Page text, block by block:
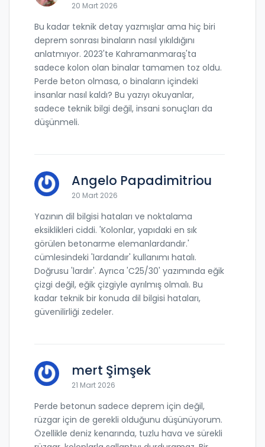
20 Mart 2026
Bu kadar teknik detay yazmışlar ama hiç biri
deprem sonrası binaların nasıl yıkıldığını
anlatmıyor. 2023'te Kahramanmaraş'ta
sadece kolon olan binalar tamamen toz oldu.
Perde beton olmasa, o binaların içindeki
insanlar nasıl kaldı? Bu yazıyı okuyanlar,
sadece teknik bilgi değil, insani sonuçları da
düşünmeli.
Angelo Papadimitriou
20 Mart 2026
Yazının dil bilgisi hataları ve noktalama
eksiklikleri ciddi. 'Kolonlar, yapıdaki en sık
görülen betonarme elemanlardandır.'
cümlesindeki 'lardandır' kullanımı hatalı.
Doğrusu 'lardır'. Ayrıca 'C25/30' yazımında eğik
çizgi değil, eğik çizgiyle ayrılmış olmalı. Bu
kadar teknik bir konuda dil bilgisi hataları,
güvenilirliği zedeler.
mert Şimşek
21 Mart 2026
Perde betonun sadece deprem için değil,
rüzgar için de gerekli olduğunu düşünüyorum.
Özellikle deniz kenarında, tuzlu hava ve sürekli